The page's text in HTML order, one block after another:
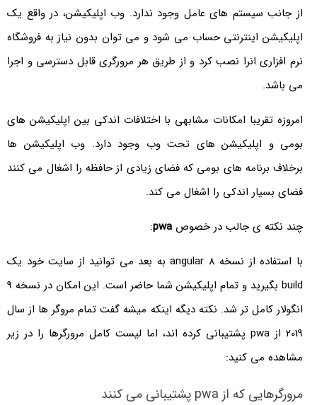
از جانب سیستم های عامل وجود ندارد. وب اپلیکیشن، در واقع یک
اپلیکیشن اینترنتی حساب می شود و می توان بدون نیاز به فروشگاه
نرم افزاری انرا نصب کرد و از طریق هر مرورگری قابل دسترسی و اجرا
می باشد.
امروزه تقریبا امکانات مشابهی با اختلافات اندکی بین اپلیکیشن‌ های
بومی و اپلیکیشن‌ های تحت وب وجود دارد. وب اپلیکیشن ها
برخلاف برنامه های بومی که فضای زیادی از حافظه را اشغال می کنند
فضای بسیار اندکی را اشغال می کند.
چند نکته ی جالب در خصوص pwa
:
با استفاده از نسخه angular 8 به بعد می توانید از سایت خود یک
build بگیرید و تمام اپلیکیشن شما حاضر است. این امکان در نسخه 9
انگولار کامل تر شد. نکته دیگه اینکه میشه گفت تمام مروگر ها از سال
2019 از pwa پشتیبانی کرده اند، اما لیست کامل مرورگرها را در زیر
مشاهده می کنید:
مرورگرهایی که از pwa پشتیبانی می کنند